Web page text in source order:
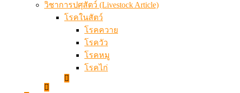
วิชาการปศุสัตว์ (Livestock Article)
โรคในสัตว์
โรคควาย
โรควัว
โรคหมู
โรคไก่